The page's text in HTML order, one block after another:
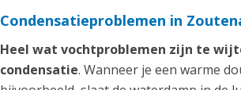
Condensatieproblemen in
Heel wat vochtproblemen zijn te
condensatie. Wanneer je een warme